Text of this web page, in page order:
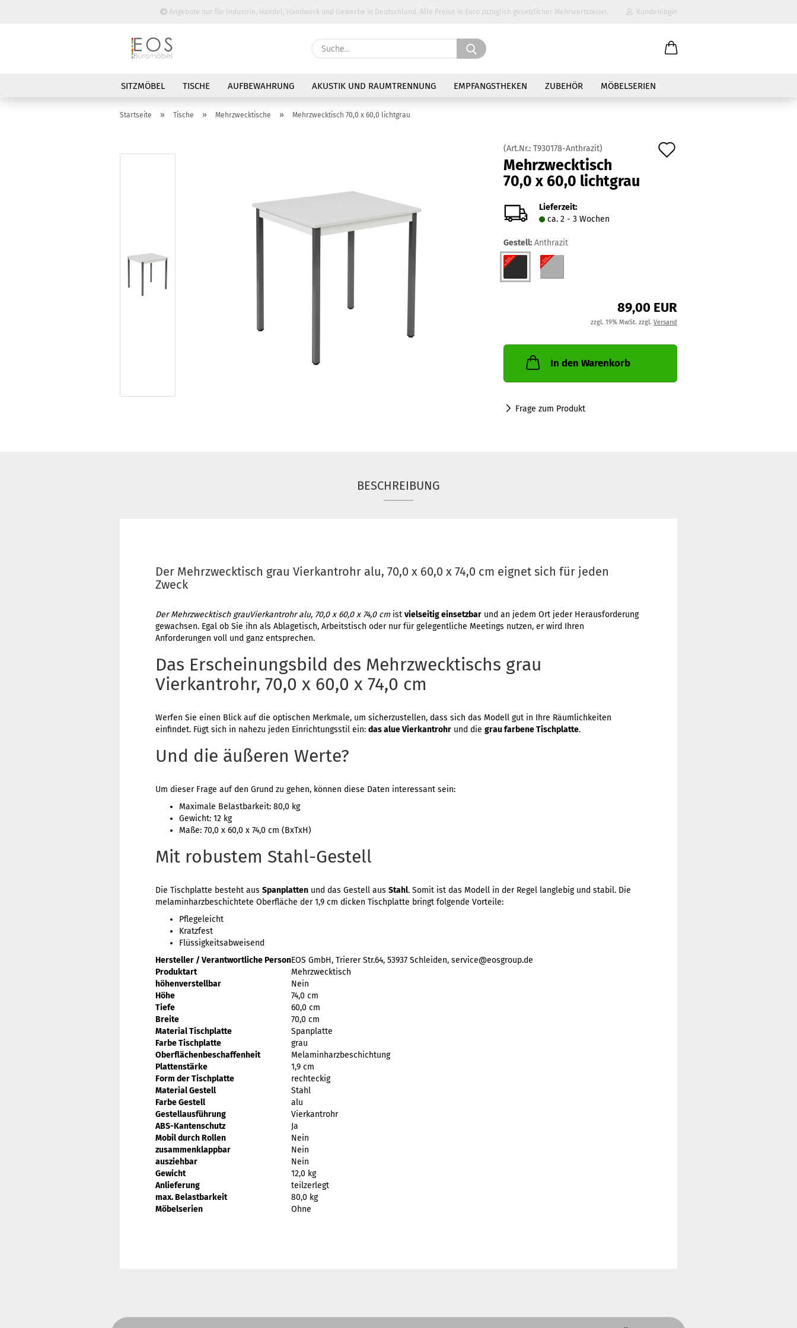
Angebote nur für Industrie, Handel, Handwerk und Gewerbe in Deutschland. Alle Preise in Euro zuzüglich gesetzlicher Mehrwertsteuer. Kundenlogin
Konto erstellen
Suche...
SITZMÖBEL TISCHE AUFBEWAHRUNG AKUSTIK UND RAUMTRENNUNG EMPFANGSTHEKEN ZUBEHÖR MÖBELSERIEN
BESPRECHUNGSTISCHE
Startseite » Tische » Mehrzwecktische » Mehrzwecktisch 70,0 x 60,0 lichtgrau
(Art.Nr.: T930178-Anthrazit)
Mehrzwecktisch
70,0 x 60,0 lichtgrau
Lieferzeit:
ca. 2 - 3 Wochen
Gestell: Anthrazit
89,00 EUR
zzgl. 19% MwSt. zzgl. Versand
In den Warenkorb
Frage zum Produkt
BESCHREIBUNG
Der Mehrzwecktisch grau Vierkantrohr alu, 70,0 x 60,0 x 74,0 cm eignet sich für jeden
Zweck
Der Mehrzwecktisch grauVierkantrohr alu, 70,0 x 60,0 x 74,0 cm ist vielseitig einsetzbar und an jedem Ort jeder Herausforderung
gewachsen. Egal ob Sie ihn als Ablagetisch, Arbeitstisch oder nur für gelegentliche Meetings nutzen, er wird Ihren
Anforderungen voll und ganz entsprechen.
Das Erscheinungsbild des Mehrzwecktischs grau
Vierkantrohr, 70,0 x 60,0 x 74,0 cm
Werfen Sie einen Blick auf die optischen Merkmale, um sicherzustellen, dass sich das Modell gut in Ihre Räumlichkeiten
einfindet. Fügt sich in nahezu jeden Einrichtungsstil ein: das alue Vierkantrohr und die grau farbene Tischplatte.
Und die äußeren Werte?
Um dieser Frage auf den Grund zu gehen, können diese Daten interessant sein:
Maximale Belastbarkeit: 80,0 kg
Gewicht: 12 kg
Maße: 70,0 x 60,0 x 74,0 cm (BxTxH)
Mit robustem Stahl-Gestell
Die Tischplatte besteht aus Spanplatten und das Gestell aus Stahl. Somit ist das Modell in der Regel langlebig und stabil. Die
melaminharzbeschichtete Oberfläche der 1,9 cm dicken Tischplatte bringt folgende Vorteile:
Pflegeleicht
Kratzfest
Flüssigkeitsabweisend
Hersteller / Verantwortliche PersonEOS GmbH, Trierer Str.64, 53937 Schleiden, service@eosgroup.de
Produktart
Mehrzwecktisch
höhenverstellbar
Nein
Höhe
74,0 cm
Tiefe
60,0 cm
Breite
70,0 cm
Material Tischplatte
Spanplatte
Farbe Tischplatte
grau
Oberflächenbeschaffenheit
Melaminharzbeschichtung
Plattenstärke
1,9 cm
Form der Tischplatte
rechteckig
Material Gestell
Stahl
Farbe Gestell
alu
Gestellausführung
Vierkantrohr
ABS-Kantenschutz
Ja
Mobil durch Rollen
Nein
zusammenklappbar
Nein
ausziehbar
Nein
Gewicht
12,0 kg
Anlieferung
teilzerlegt
max. Belastbarkeit
80,0 kg
Möbelserien
Ohne